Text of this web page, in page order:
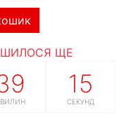
ЩЕ
14
СЕКУНД